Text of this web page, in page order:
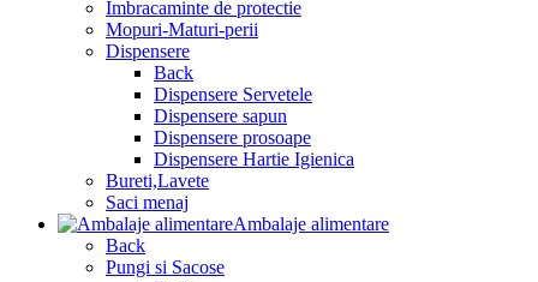
Imbracaminte de protectie
Mopuri-Maturi-perii
Dispensere
Back
Dispensere Servetele
Dispensere sapun
Dispensere prosoape
Dispensere Hartie Igienica
Bureti,Lavete
Saci menaj
Ambalaje alimentare
Back
Pungi si Sacose